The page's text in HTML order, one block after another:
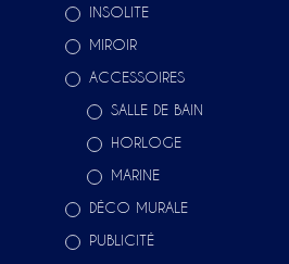
INSOLITE
MIROIR
ACCESSOIRES
SALLE DE BAIN
HORLOGE
MARINE
DÉCO MURALE
PUBLICITÉ